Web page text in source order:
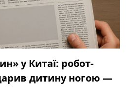
у Китаї: робот-
дитину ногою —